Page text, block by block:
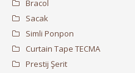
Bracol
Sacak
Simli Ponpon
Curtain Tape TECMA
Prestij Şerit